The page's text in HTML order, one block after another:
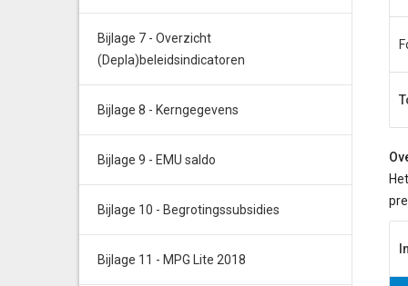
Bijlage 7 - Overzicht
(Depla)beleidsindicatoren
Bijlage 8 - Kerngegevens
Bijlage 9 - EMU saldo
Bijlage 10 - Begrotingssubsidies
Bijlage 11 - MPG Lite 2018